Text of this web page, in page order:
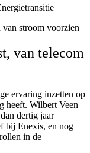
stroom voorzien
van telecom
ervaring inzetten op
heeft. Wilbert Veen
dertig jaar
bij Enexis, en nog
in de